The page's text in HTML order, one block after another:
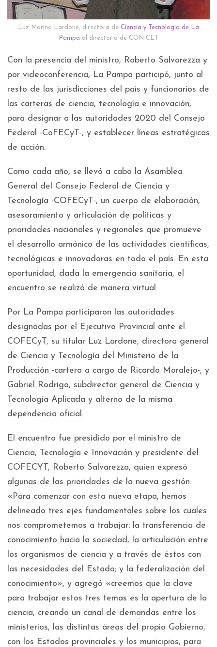
Luz Marina Lardone, directora de Ciencia y Tecnología de La
Pampa al directorio de CONICET
Con la presencia del ministro, Roberto Salvarezza y
por videoconferencia, La Pampa participó, junto al
resto de las jurisdicciones del país y funcionarios de
las carteras de ciencia, tecnología e innovación,
para designar a las autoridades 2020 del Consejo
Federal -CoFECyT-, y establecer líneas estratégicas
de acción.
Como cada año, se llevó a cabo la Asamblea
General del Consejo Federal de Ciencia y
Tecnología -COFECyT-, un cuerpo de elaboración,
asesoramiento y articulación de políticas y
prioridades nacionales y regionales que promueve
el desarrollo armónico de las actividades científicas,
tecnológicas e innovadoras en todo el país. En esta
oportunidad, dada la emergencia sanitaria, el
encuentro se realizó de manera virtual.
Por La Pampa participaron las autoridades
designadas por el Ejecutivo Provincial ante el
COFECyT, su titular Luz Lardone, directora general
de Ciencia y Tecnología del Ministerio de la
Producción -cartera a cargo de Ricardo Moralejo-, y
Gabriel Rodrigo, subdirector general de Ciencia y
Tecnología Aplicada y alterno de la misma
dependencia oficial.
El encuentro fue presidido por el ministro de
Ciencia, Tecnología e Innovación y presidente del
COFECYT, Roberto Salvarezza, quien expresó
algunas de las prioridades de la nueva gestión.
«Para comenzar con esta nueva etapa, hemos
delineado tres ejes fundamentales sobre los cuales
nos comprometemos a trabajar: la transferencia de
conocimiento hacia la sociedad, la articulación entre
los organismos de ciencia y a través de éstos con
las necesidades del Estado; y la federalización del
conocimiento», y agregó «creemos que la clave
para trabajar estos tres temas es la apertura de la
ciencia, creando un canal de demandas entre los
ministerios, las distintas áreas del propio Gobierno,
con los Estados provinciales y los municipios, para